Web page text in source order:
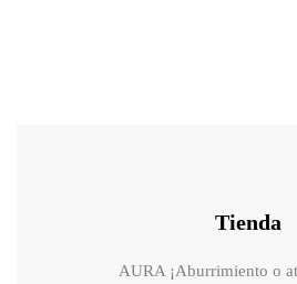
Tienda
AURA ¡Aburrimiento o